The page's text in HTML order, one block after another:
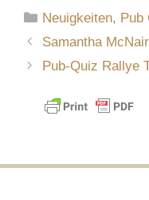
Kategorien
Neuigkeiten, Pub
Samantha McNair
Pub-Quiz Rallye